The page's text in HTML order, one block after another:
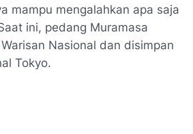
mampu mengalahkan apa saja
ini, pedang Muramasa
Nasional dan disimpan
Tokyo.